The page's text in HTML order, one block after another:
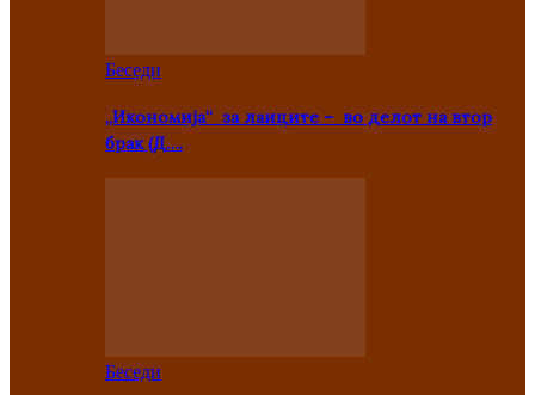
Беседи
„Икономија“ за лаиците – во делот на втор
брак (Д….
Беседи